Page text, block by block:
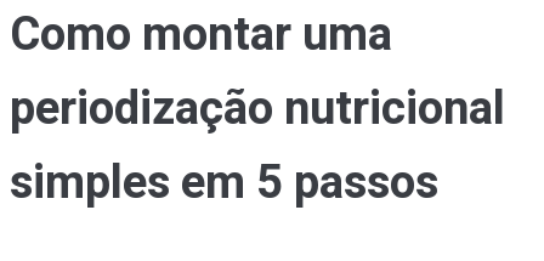
Como montar uma
periodização nutricional
simples em 5 passos